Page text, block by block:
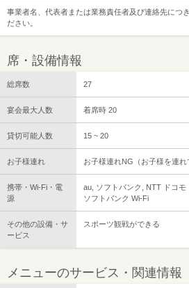
事業者名、代表者または業務責任者及び連絡先につ
ださい。
席・設備情報
総席数 27
宴会最大人数 着席時 20
貸切可能人数 15 ~ 20
お子様連れ お子様連れNG（お子様を連れ
携帯・Wi-Fi・電
源
au, ソフトバンク, NTT ドコモ
ソフトバンク Wi-Fi
その他の設備・サ
ービス
スポーツ観戦ができる
メニューのサービス・関連情報